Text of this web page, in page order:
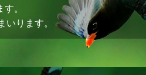
。
ります。